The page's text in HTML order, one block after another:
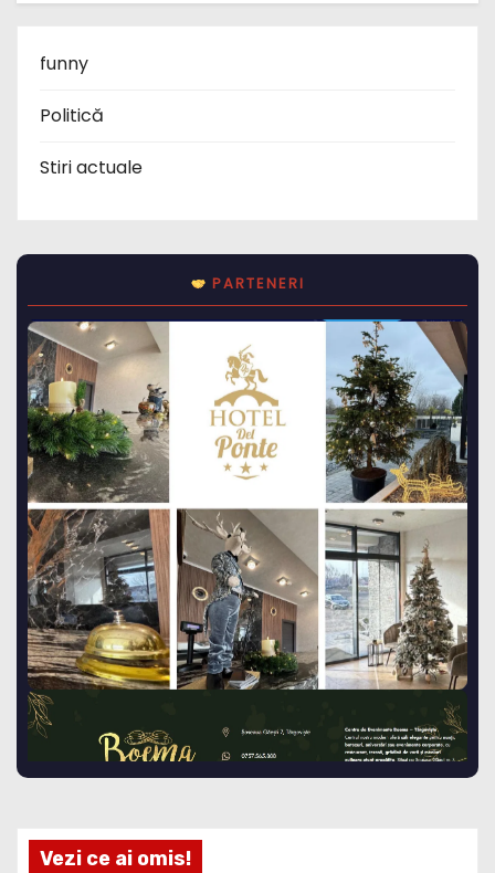
funny
Politică
Stiri actuale
PARTENERI
Vezi ce ai omis!